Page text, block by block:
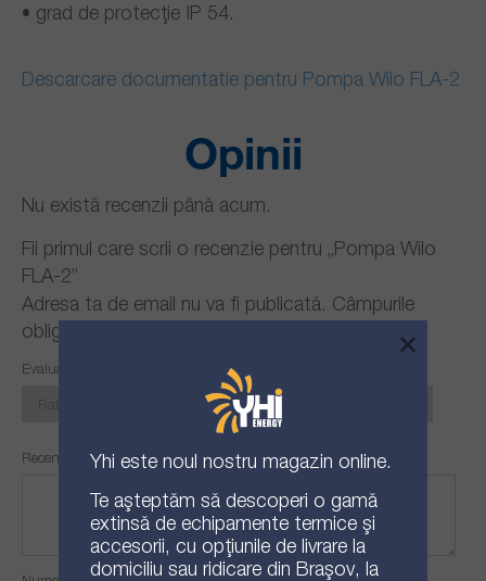
• grad de protecţie IP 54.
Descarcare documentatie pentru Pompa Wilo FLA-2
Opinii
Nu există recenzii până acum.
Fii primul care scrii o recenzie pentru „Pompa Wilo
FLA-2”
Adresa ta de email nu va fi publicată. Câmpurile
obligatorii sunt marcate cu
Evaluarea ta
Recenzia taYhi este noul nostru magazin online.
Te așteptăm să descoperi o gamă
extinsă de echipamente termice și
accesorii, cu opțiunile de livrare la
domiciliu sau ridicare din Brașov, la
×